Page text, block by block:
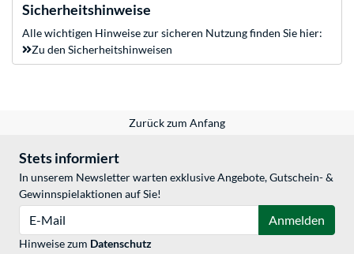
Sicherheitshinweise
Alle wichtigen Hinweise zur sicheren Nutzung finden Sie hier:
Zu den Sicherheitshinweisen
Zurück zum Anfang
Stets informiert
In unserem Newsletter warten exklusive Angebote, Gutschein- &
Gewinnspielaktionen auf Sie!
Anmelden
Hinweise zum Datenschutz